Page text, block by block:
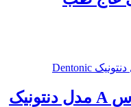
آنگل پوش باتن کوکسو کلاس A مدل دنتونیک